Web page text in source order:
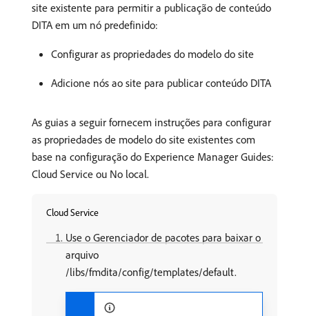
site existente para permitir a publicação de conteúdo
DITA em um nó predefinido:
Configurar as propriedades do modelo do site
Adicione nós ao site para publicar conteúdo DITA
As guias a seguir fornecem instruções para configurar
as propriedades de modelo do site existentes com
base na configuração do Experience Manager Guides:
Cloud Service ou No local.
Cloud Service
Use o Gerenciador de pacotes para baixar o
arquivo
/libs/fmdita/config/templates/default.